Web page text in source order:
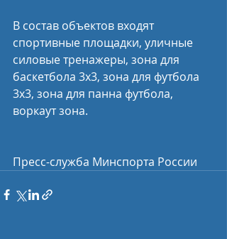
В состав объектов входят
спортивные площадки, уличные
силовые тренажеры, зона для
баскетбола 3х3, зона для футбола
3х3, зона для панна футбола,
воркаут зона.
Пресс-служба Минспорта России